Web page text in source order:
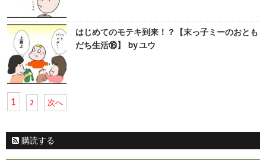
はじめてのモテキ到来！？【末っ子ミーのおとも
だち生活⑱】 by ユウ
1 2 次へ
購読する